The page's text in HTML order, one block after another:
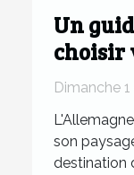
Un
choisir
Dimanche
son
destination